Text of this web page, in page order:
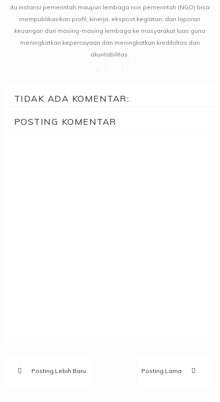
itu instansi pemerintah maupun lembaga non pemerintah (NGO) bisa
mempublikasikan profil, kinerja, ekspost kegiatan, dan laporan
keuangan dari masing-masing lembaga ke masyarakat luas guna
meningkatkan kepercayaan dan meningkatkan kredibiltas dan
akuntabilitas.
TIDAK ADA KOMENTAR:
POSTING KOMENTAR
Posting Lebih Baru Posting Lama